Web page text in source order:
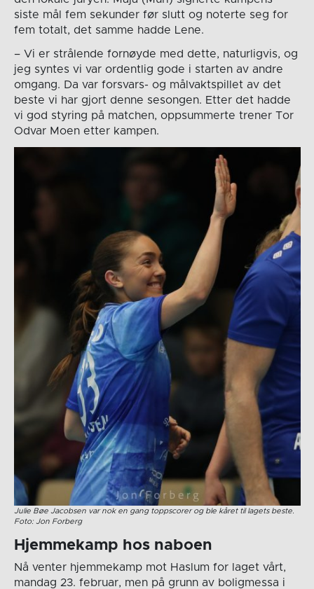
siste mål fem sekunder før slutt og noterte seg for
fem totalt, det samme hadde Lene.
– Vi er strålende fornøyde med dette, naturligvis, og
jeg syntes vi var ordentlig gode i starten av andre
omgang. Da var forsvars- og målvaktspillet av det
beste vi har gjort denne sesongen. Etter det hadde
vi god styring på matchen, oppsummerte trener Tor
Odvar Moen etter kampen.
Julie Bøe Jacobsen var nok en gang toppscorer og ble kåret til lagets beste.
Foto: Jon Forberg
Hjemmekamp hos naboen
Nå venter hjemmekamp mot Haslum for laget vårt,
mandag 23. februar, men på grunn av boligmessa i